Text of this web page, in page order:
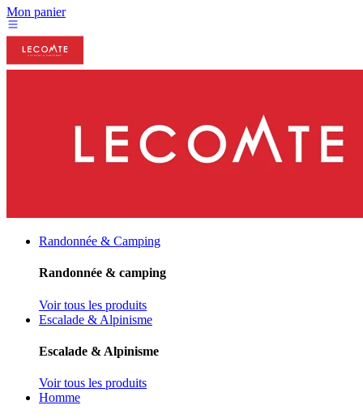
Mon panier
Randonnée & Camping
Randonnée & camping
Voir tous les produits
Escalade & Alpinisme
Escalade & Alpinisme
Voir tous les produits
Homme